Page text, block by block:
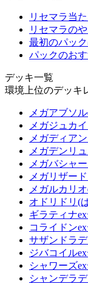
リセマラ当
リセマラの
最初のパッ
パックのお
デッキ一覧
環境上位のデッキ
メガアブソ
メガジュカ
メガディア
メガデンリ
メガバシャ
メガリザー
メガルカリ
オドリドリ(
ギラティナ
コライドン
サザンドラ
ジバコイル
シャワーズ
シャンデラ